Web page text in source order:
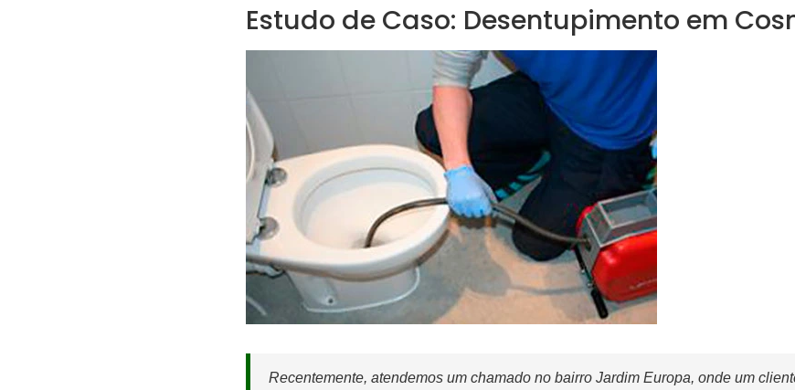
Estudo de Caso: Desentupimento em
Recentemente, atendemos um chamado no bairro Jardim Europa, onde um